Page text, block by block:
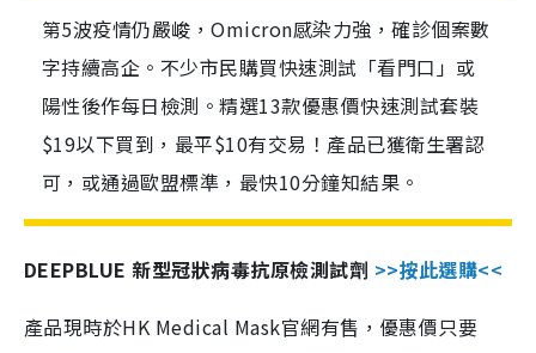
第5波疫情仍嚴峻，Omicron感染力強，確診個案數
字持續高企。不少市民購買快速測試「看門口」或
陽性後作每日檢測。精選13款優惠價快速測試套裝
$19以下買到，最平$10有交易！產品已獲衛生署認
可，或通過歐盟標準，最快10分鐘知結果。
DEEPBLUE 新型冠狀病毒抗原檢測試劑 >>按此選購<<
產品現時於HK Medical Mask官網有售，優惠價只要